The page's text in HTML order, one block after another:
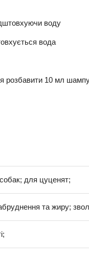
воду
вода
10 мл
для цуценят;
та жиру;